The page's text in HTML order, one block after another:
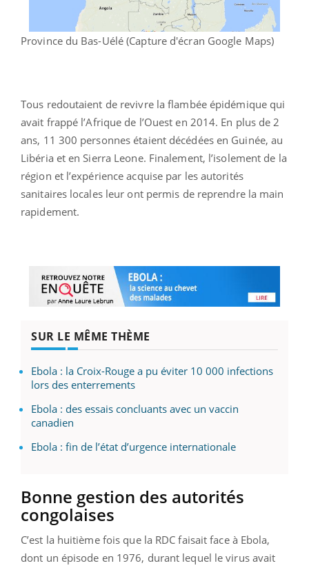
Province du Bas-Uélé (Capture d'écran Google Maps)
Tous redoutaient de revivre la flambée épidémique qui
avait frappé l’Afrique de l’Ouest en 2014. En plus de 2
ans, 11 300 personnes étaient décédées en Guinée, au
Libéria et en Sierra Leone. Finalement, l’isolement de la
région et l’expérience acquise par les autorités
sanitaires locales leur ont permis de reprendre la main
rapidement.
SUR LE MÊME THÈME
Ebola : la Croix-Rouge a pu éviter 10 000 infections
lors des enterrements
Ebola : des essais concluants avec un vaccin
canadien
Ebola : fin de l’état d’urgence internationale
Bonne gestion des autorités
congolaises
C’est la huitième fois que la RDC faisait face à Ebola,
dont un épisode en 1976, durant lequel le virus avait